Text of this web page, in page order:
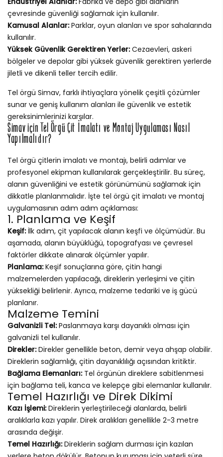
çevresinde güvenliği sağlamak için kullanılır.
Kamusal Alanlar:Parklar, oyun alanları ve spor sahalarında
kullanılır.
Yüksek Güvenlik Gerektiren Yerler:Cezaevleri, askeri
bölgeler ve depolar gibi yüksek güvenlik gerektiren yerlerde
jiletli ve dikenli teller tercih edilir.
Tel örgü Simav, farklı ihtiyaçlara yönelik çeşitli çözümler
sunar ve geniş kullanım alanları ile güvenlik ve estetik
gereksinimlerinizi karşılar.
Simav için Tel Örgü Çit İmalatı ve Montaj Uygulaması Nasıl
Yapılmalıdır?
Tel örgü çitlerin imalatı ve montajı, belirli adımlar ve
profesyonel ekipman kullanılarak gerçekleştirilir. Bu süreç,
alanın güvenliğini ve estetik görünümünü sağlamak için
dikkatle planlanmalıdır. İşte tel örgü çit imalatı ve montaj
uygulamasının adım adım açıklaması:
1. Planlama ve Keşif
Keşif:İlk adım, çit yapılacak alanın keşfi ve ölçümüdür. Bu
aşamada, alanın büyüklüğü, topografyası ve çevresel
faktörler dikkate alınarak ölçümler yapılır.
Planlama:Keşif sonuçlarına göre, çitin hangi
malzemelerden yapılacağı, direklerin yerleşimi ve çitin
yüksekliği belirlenir. Ayrıca, malzeme tedariki ve iş gücü
planlanır.
Malzeme Temini
Galvanizli Tel:Paslanmaya karşı dayanıklı olması için
galvanizli tel kullanılır.
Direkler:Direkler genellikle beton, demir veya ahşap olabilir.
Direklerin sağlamlığı, çitin dayanıklılığı açısından kritiktir.
Bağlama Elemanları:Tel örgünün direklere sabitlenmesi
için bağlama teli, kanca ve kelepçe gibi elemanlar kullanılır.
Temel Hazırlığı ve Direk Dikimi
Kazı İşlemi:Direklerin yerleştirileceği alanlarda, belirli
aralıklarla kazı yapılır. Direk aralıkları genellikle 2-3 metre
arasında değişir.
Temel Hazırlığı:Direklerin sağlam durması için kazılan